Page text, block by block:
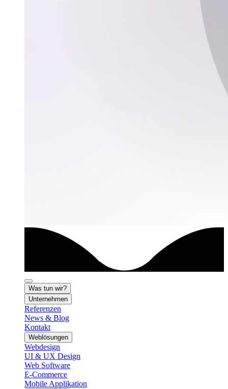
Was tun wir?
Unternehmen
Referenzen
News & Blog
Kontakt
Weblösungen
Webdesign
UI & UX Design
Web Software
E-Commerce
Mobile Applikation